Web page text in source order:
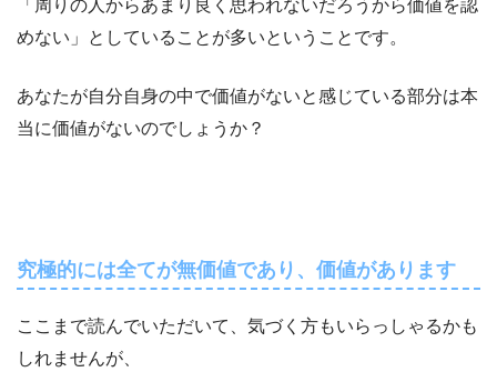
「周りの人からあまり良く思われないだろうから価値を認
めない」としていることが多いということです。
あなたが自分自身の中で価値がないと感じている部分は本
当に価値がないのでしょうか？
究極的には全てが無価値であり、価値があります
ここまで読んでいただいて、気づく方もいらっしゃるかも
しれませんが、